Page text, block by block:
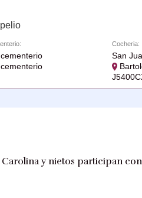
Cocheria:
San
Carolina y nietos participan